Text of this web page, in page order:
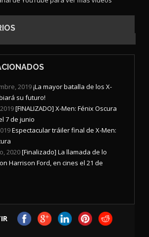
2019¡La mayor batalla de los X-
su futuro!
[FINALIZADO] X-Men: Fénix Oscura
7 de junio
Espectacular tráiler final de X-Men:
2020[Finalizado] La llamada de lo
Harrison Ford, en cines el 21 de